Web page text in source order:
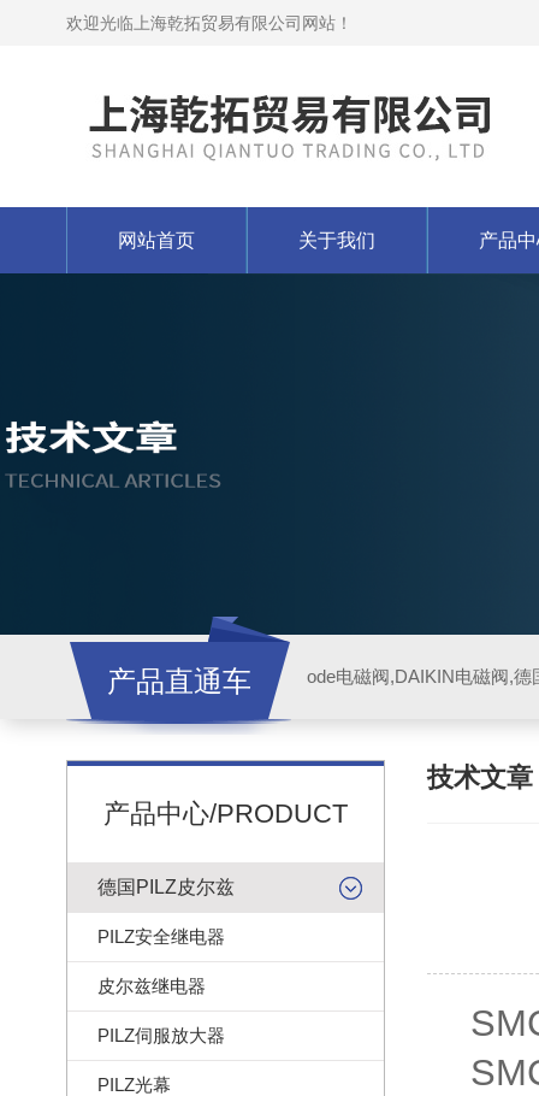
欢迎光临上海乾拓贸易有限公司网站！
网站首页 关于我们 产品
产品直通车 ode电磁阀,DAIKIN电磁阀,
产品中心/PRODUCT
德国PILZ皮尔兹
PILZ安全继电器
皮尔兹继电器
PILZ伺服放大器
PILZ光幕
技术文章